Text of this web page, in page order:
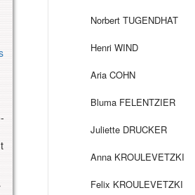
Norbert TUGENDHAT
Henri WIND
Aria COHN
Bluma FELENTZIER
Juliette DRUCKER
Anna KROULEVETZKI
Felix KROULEVETZKI